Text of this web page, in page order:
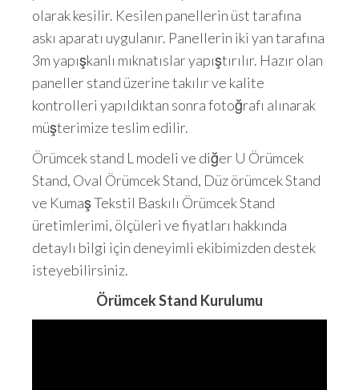
olarak kesilir. Kesilen panellerin üst tarafına
askı aparatı uygulanır. Panellerin iki yan tarafına
3m yapışkanlı mıknatıslar yapıştırılır. Hazır olan
paneller stand üzerine takılır ve kalite
kontrolleri yapıldıktan sonra fotoğrafı alınarak
müşterimize teslim edilir.
Örümcek stand L modeli ve diğer U Örümcek
Stand, Oval Örümcek Stand, Düz örümcek Stand
ve Kumaş Tekstil Baskılı Örümcek Stand
üretimlerimi, ölçüleri ve fiyatları hakkında
detaylı bilgi için deneyimli ekibimizden destek
isteyebilirsiniz.
Örümcek Stand Kurulumu